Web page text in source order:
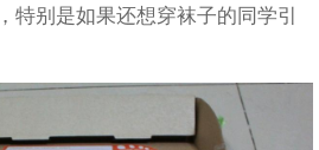
特别是如果还想穿袜子的同学引